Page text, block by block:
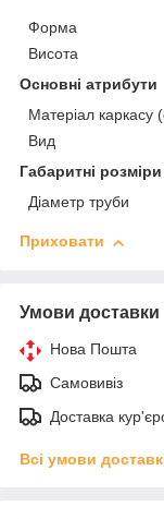
Форма
Висота
Основні атрибути
Матеріал каркасу
Вид
Габаритні розміри
Діаметр труби
Приховати
Умови доставки
Нова Пошта
Самовивіз
Доставка
Всі умови